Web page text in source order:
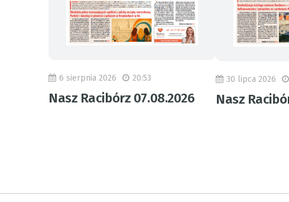
6 sierpnia 2026 20:53
Nasz Racibórz 07.08.2026
30 lipca 2026
Nasz